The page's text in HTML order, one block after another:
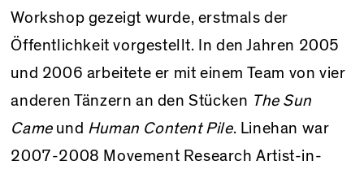
Workshop gezeigt wurde, erstmals der
Öffentlichkeit vorgestellt. In den Jahren 2005
und 2006 arbeitete er mit einem Team von vier
anderen Tänzern an den Stücken The Sun
Cameund Human Content Pile. Linehan war
2007-2008 Movement Research Artist-in-